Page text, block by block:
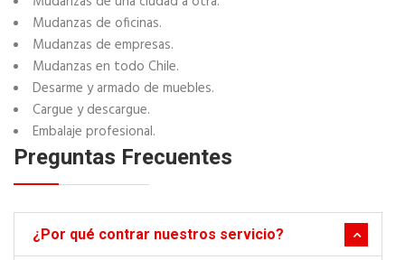
Mudanzas de oficinas.
Mudanzas de empresas.
Mudanzas en todo Chile.
Desarme y armado de muebles.
Cargue y descargue.
Embalaje profesional.
Preguntas Frecuentes
¿Por qué contrar nuestros servicio?